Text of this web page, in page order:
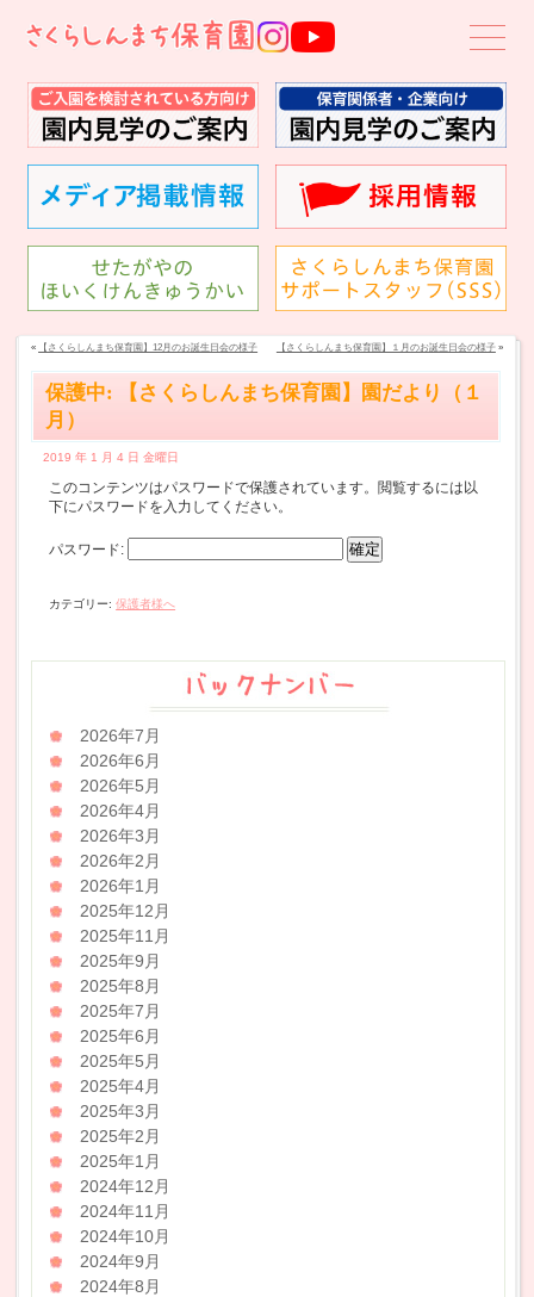
« 【さくらしんまち保育園】12月のお誕生日会の様子 【さくらしんまち保育園】１月のお誕生日会の様子»
保護中: 【さくらしんまち保育園】園だより（１
月）
2019 年 1 月 4 日 金曜日
このコンテンツはパスワードで保護されています。閲覧するには以
下にパスワードを入力してください。
パスワード:
カテゴリー:保護者様へ
2026年7月
2026年6月
2026年5月
2026年4月
2026年3月
2026年2月
2026年1月
2025年12月
2025年11月
2025年9月
2025年8月
2025年7月
2025年6月
2025年5月
2025年4月
2025年3月
2025年2月
2025年1月
2024年12月
2024年11月
2024年10月
2024年9月
2024年8月